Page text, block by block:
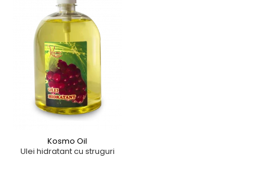
TERAPEUTIC
THAILANDEZ (LOMI-LOMI)
Kosmo Oil
Ulei hidratant cu struguri